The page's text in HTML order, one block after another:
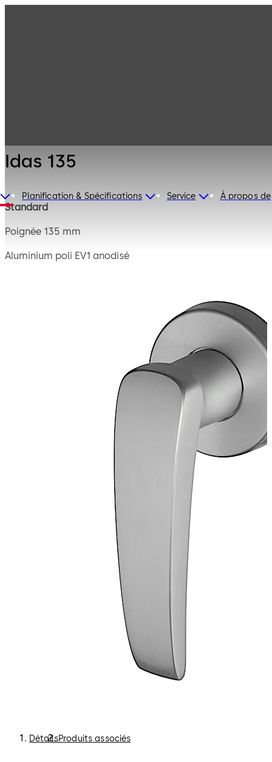
Planification & Spécifications Service À propos de
Idas 135
Standard
Poignée 135 mm
Aluminium poli EV1 anodisé
Rosace à visser en deux parties avec dispositif anti-
arrachement, diamètre extérieur 65 mm, aluminium poli
DétailsProduits associés